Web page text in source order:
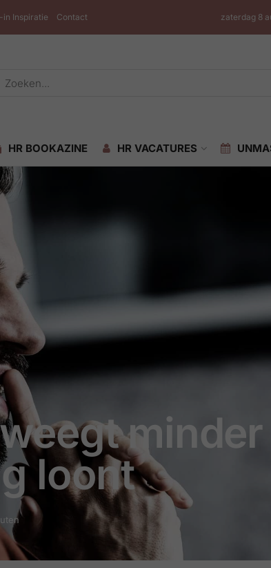
in Inspiratie Contact zaterdag 8
HR BOOKAZINE HR VACATURES
loont